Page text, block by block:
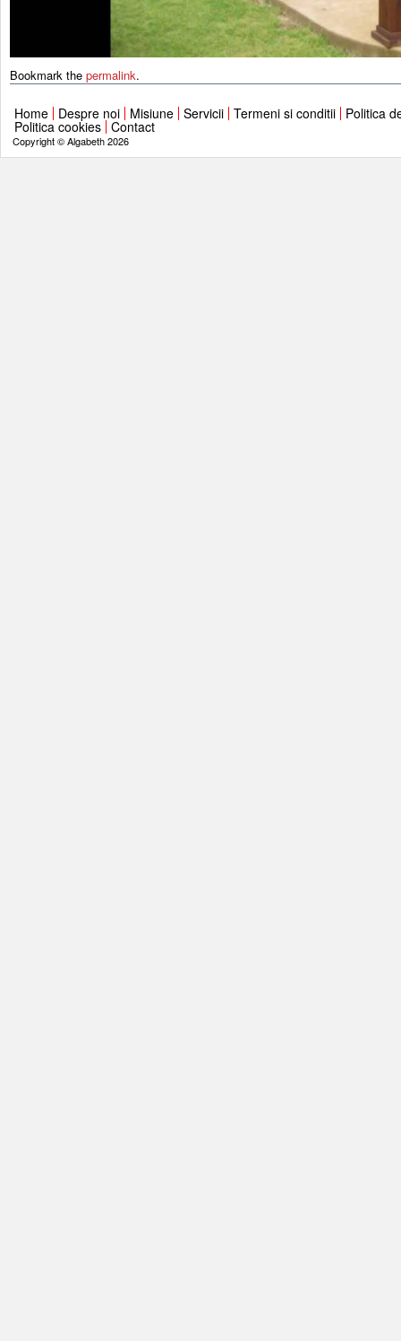
Bookmark the permalink.
Home Despre noi Misiune Servicii Termeni si conditii Politica
Politica cookies Contact
Copyright © Algabeth 2026